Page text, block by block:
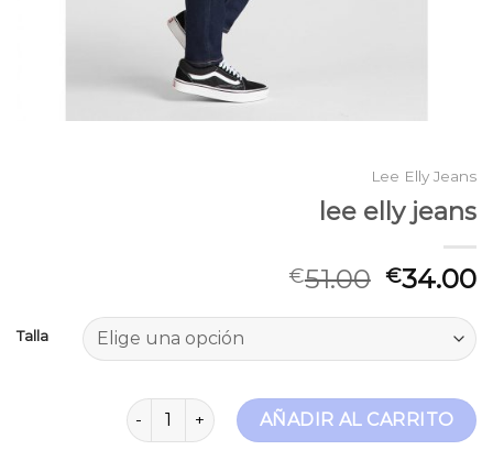
Lee Elly Jeans
lee elly jeans
€51.00 €34.00
Talla
lee elly jeans cantidadAÑADIR AL CARRITO